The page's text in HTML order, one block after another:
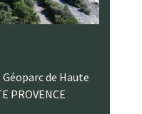
de Haute
PROVENCE